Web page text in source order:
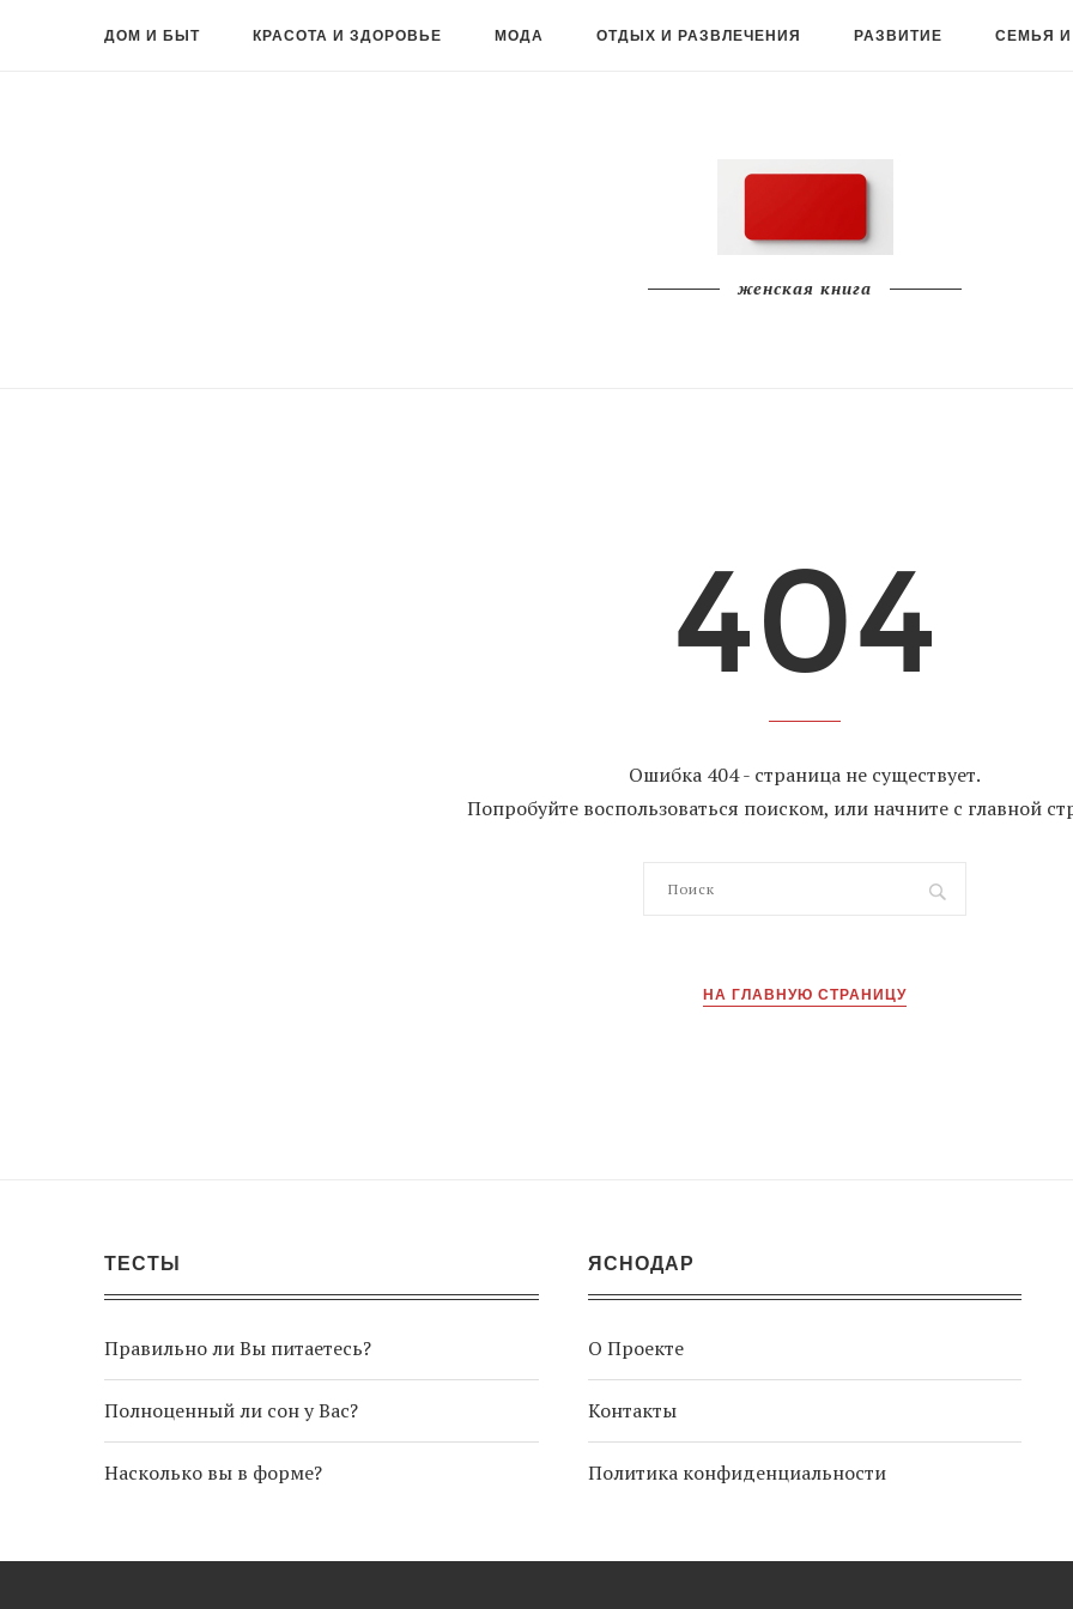
ДОМ И БЫТ КРАСОТА И ЗДОРОВЬЕ МОДА ОТДЫХ И РАЗВЛЕЧЕНИЯ РАЗВИТИЕ СЕМЬЯ И
женская книга
Ошибка 404 - страница не существует.
Попробуйте воспользоваться поиском, или начните с главной
НА ГЛАВНУЮ СТРАНИЦУ
ТЕСТЫ
Правильно ли Вы питаетесь?
Полноценный ли сон у Вас?
Насколько вы в форме?
ЯСНОДАР
О Проекте
Контакты
Политика конфиденциальности